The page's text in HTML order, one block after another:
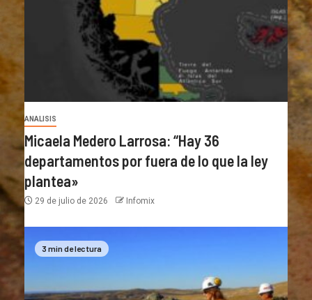
ANALISIS
Micaela Medero Larrosa: “Hay 36
departamentos por fuera de lo que la ley
plantea»
29 de julio de 2026 Infomix
3 min de lectura